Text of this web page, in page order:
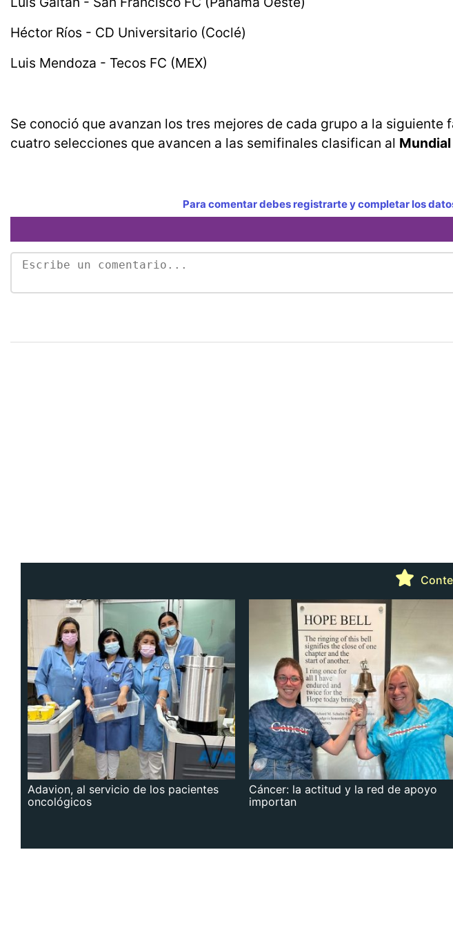
Héctor Ríos - CD Universitario (Coclé)
Luis Mendoza - Tecos FC (MEX)
Se conoció que avanzan los tres mejores de cada grupo a la siguiente
cuatro selecciones que avancen a las semifinales clasifican al
Para comentar debes registrarte y completar los
Adavion, al servicio de los pacientes
oncológicos
Cáncer: la actitud y la red de apoyo
importan